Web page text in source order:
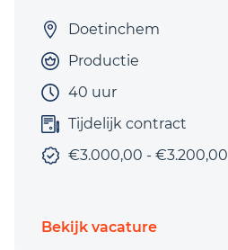
Doetinchem
Productie
40 uur
Tijdelijk contract
€3.000,00 - €3.200,00
Bekijk vacature